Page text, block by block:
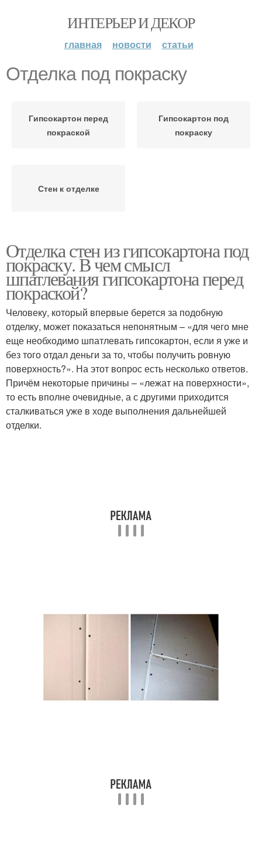
ИНТЕРЬЕР И ДЕКОР
главная новости статьи
Отделка под покраску
Гипсокартон перед
покраской
Гипсокартон под
покраску
Стен к отделке
Отделка стен из гипсокартона под
покраску. В чем смысл
шпатлевания гипсокартона перед
покраской?
Человеку, который впервые берется за подобную
отделку, может показаться непонятным – «для чего мне
еще необходимо шпатлевать гипсокартон, если я уже и
без того отдал деньги за то, чтобы получить ровную
поверхность?». На этот вопрос есть несколько ответов.
Причём некоторые причины – «лежат на поверхности»,
то есть вполне очевидные, а с другими приходится
сталкиваться уже в ходе выполнения дальнейшей
отделки.